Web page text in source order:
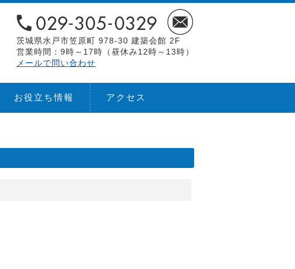
茨城県水戸市笠原町 978-30 建築会館 2F
営業時間：9時～17時（昼休み12時～13時）
メールで問い合わせ
お役立ち情報 アクセス